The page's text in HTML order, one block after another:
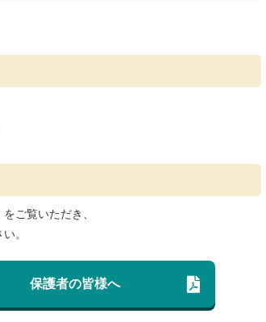
ご覧いただき、
。
保護者の皆様へ